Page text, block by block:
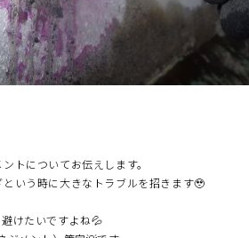
トについてお伝えします。
いう時に大きなトラブルを招きます🥹
けたいですよね💦